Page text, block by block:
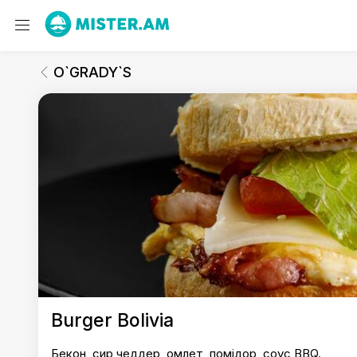
O`GRADY`S
O`GRADY`S
Burger Bolivia
Бекон, сир чеддер, омлет, помідор, сoyc BBQ.
O`GRADY`S